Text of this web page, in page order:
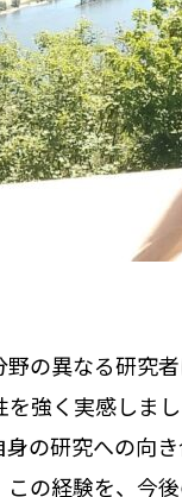
の異なる研究
強く実感しま
の研究への向
の経験を、今